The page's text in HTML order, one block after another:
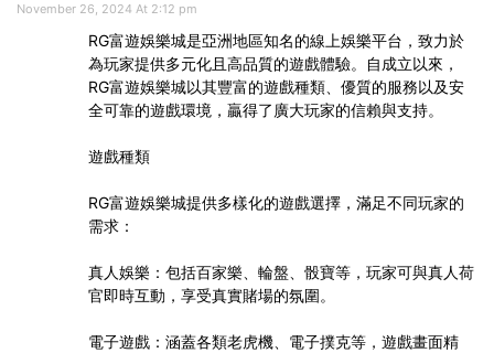
November 26, 2024 At 2:12 pm
RG富遊娛樂城是亞洲地區知名的線上娛樂平台，致力於
為玩家提供多元化且高品質的遊戲體驗。自成立以來，
RG富遊娛樂城以其豐富的遊戲種類、優質的服務以及安
全可靠的遊戲環境，贏得了廣大玩家的信賴與支持。
遊戲種類
RG富遊娛樂城提供多樣化的遊戲選擇，滿足不同玩家的
需求：
真人娛樂：包括百家樂、輪盤、骰寶等，玩家可與真人荷
官即時互動，享受真實賭場的氛圍。
電子遊戲：涵蓋各類老虎機、電子撲克等，遊戲畫面精